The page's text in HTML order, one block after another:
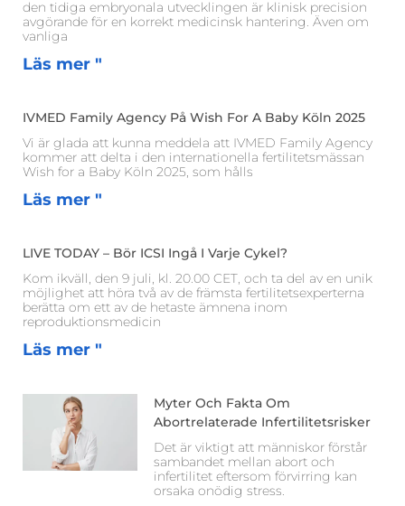
den tidiga embryonala utvecklingen är klinisk precision
avgörande för en korrekt medicinsk hantering. Även om
vanliga
Läs mer "
IVMED Family Agency På Wish For A Baby Köln 2025
Vi är glada att kunna meddela att IVMED Family Agency
kommer att delta i den internationella fertilitetsmässan
Wish for a Baby Köln 2025, som hålls
Läs mer "
LIVE TODAY – Bör ICSI Ingå I Varje Cykel?
Kom ikväll, den 9 juli, kl. 20.00 CET, och ta del av en unik
möjlighet att höra två av de främsta fertilitetsexperterna
berätta om ett av de hetaste ämnena inom
reproduktionsmedicin
Läs mer "
Myter Och Fakta Om
Abortrelaterade Infertilitetsrisker
Det är viktigt att människor förstår
sambandet mellan abort och
infertilitet eftersom förvirring kan
orsaka onödig stress.